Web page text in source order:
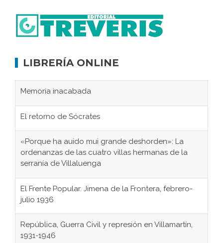
LIBRERÍA ONLINE
Memoria inacabada
El retorno de Sócrates
«Porque ha auido mui grande deshorden»: La
ordenanzas de las cuatro villas hermanas de la
serranía de Villaluenga
El Frente Popular. Jimena de la Frontera, febrero-
julio 1936
República, Guerra Civil y represión en Villamartín,
1931-1946